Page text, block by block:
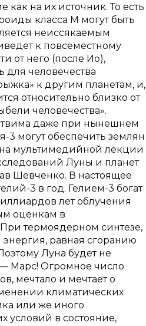
как на их источник. То есть
класса М могут быть
неиссякаемым
к повсеместному
от него (после Ио),
человечества
к другим планетам, и,
относительно близко от
человечества».
даже при нынешнем
3 могут обеспечить землян
на мультимедийной лекции
Луны и планет
Шевченко. В настоящее
3 в год. Гелием-3 богат
лет облучения
оценкам в
термоядерном синтезе,
энергия, равная сгоранию
Луна будет не
Марс! Огромное число
мечтало и мечтает о
климатических
или же иного
условий в состояние,